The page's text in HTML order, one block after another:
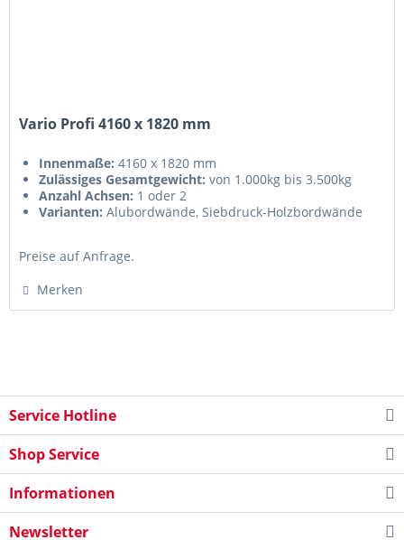
Vario Profi 4160 x 1820 mm
Innenmaße: 4160 x 1820 mm
Zulässiges Gesamtgewicht: von 1.000kg bis 3.500kg
Anzahl Achsen: 1 oder 2
Varianten: Alubordwände, Siebdruck-Holzbordwände
Preise auf Anfrage.
Merken
Service Hotline
Shop Service
Informationen
Newsletter